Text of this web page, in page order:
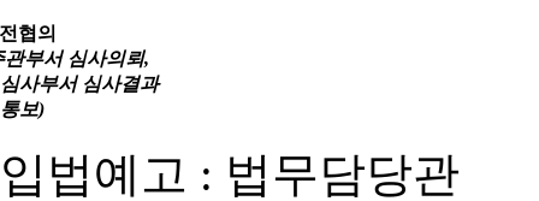
협의
관부서 심사의뢰,
심사부서 심사결과
통보)
입법예고 : 법무담당관